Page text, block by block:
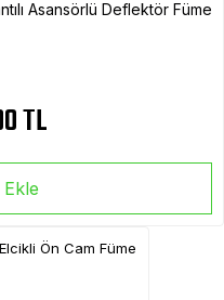
Asansörlü Deflektör Füme
TL